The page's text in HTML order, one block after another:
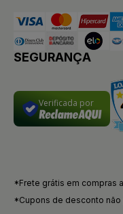
SEGURANÇA
Verificada por
*Frete grátis em compras
*Cupons de desconto